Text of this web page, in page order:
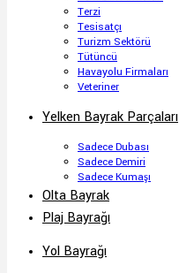
Terzi
Tesisatçı
Turizm Sektörü
Tütüncü
Havayolu Firmaları
Veteriner
Yelken Bayrak Parçaları
Sadece Dubası
Sadece Demiri
Sadece Kumaşı
Olta Bayrak
Plaj Bayrağı
Yol Bayrağı